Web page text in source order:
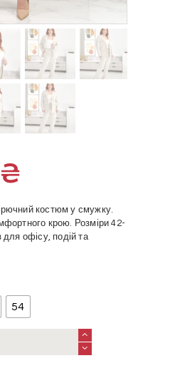
₴
костюм у смужку.
крою. Розміри 42-
для офісу, подій та
54